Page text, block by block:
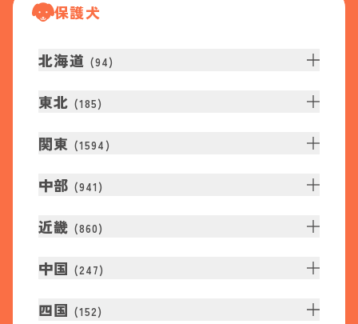
保護犬
北海道 (94)
東北 (185)
関東 (1594 )
中部 (941 )
近畿 (860)
中国 (247)
四国 (152)